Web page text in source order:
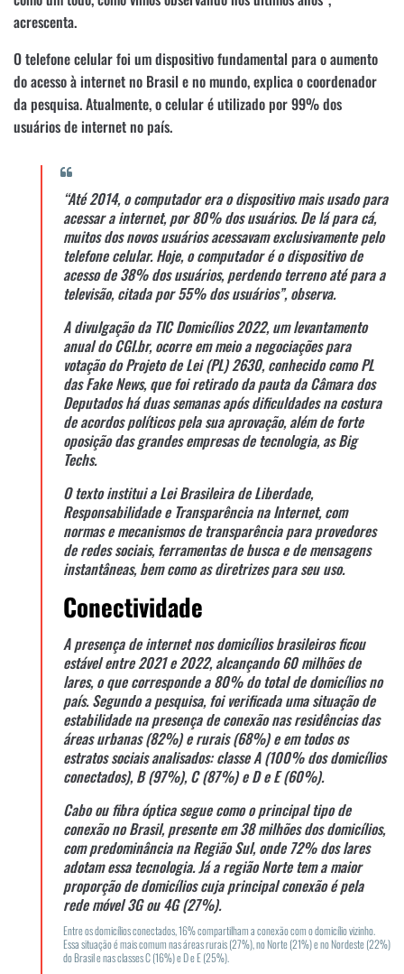
acrescenta.
O telefone celular foi um dispositivo fundamental para o aumento
do acesso à internet no Brasil e no mundo, explica o coordenador
da pesquisa. Atualmente, o celular é utilizado por 99% dos
usuários de internet no país.
“Até 2014, o computador era o dispositivo mais usado para
acessar a internet, por 80% dos usuários. De lá para cá,
muitos dos novos usuários acessavam exclusivamente pelo
telefone celular. Hoje, o computador é o dispositivo de
acesso de 38% dos usuários, perdendo terreno até para a
televisão, citada por 55% dos usuários”, observa.
A divulgação da TIC Domicílios 2022, um levantamento
anual do CGI.br, ocorre em meio a negociações para
votação do Projeto de Lei (PL) 2630, conhecido como PL
das Fake News, que foi retirado da pauta da Câmara dos
Deputados há duas semanas após dificuldades na costura
de acordos políticos pela sua aprovação, além de forte
oposição das grandes empresas de tecnologia, as Big
Techs.
O texto institui a Lei Brasileira de Liberdade,
Responsabilidade e Transparência na Internet, com
normas e mecanismos de transparência para provedores
de redes sociais, ferramentas de busca e de mensagens
instantâneas, bem como as diretrizes para seu uso.
Conectividade
A presença de internet nos domicílios brasileiros ficou
estável entre 2021 e 2022, alcançando 60 milhões de
lares, o que corresponde a 80% do total de domicílios no
país. Segundo a pesquisa, foi verificada uma situação de
estabilidade na presença de conexão nas residências das
áreas urbanas (82%) e rurais (68%) e em todos os
estratos sociais analisados: classe A (100% dos domicílios
conectados), B (97%), C (87%) e D e E (60%).
Cabo ou fibra óptica segue como o principal tipo de
conexão no Brasil, presente em 38 milhões dos domicílios,
com predominância na Região Sul, onde 72% dos lares
adotam essa tecnologia. Já a região Norte tem a maior
proporção de domicílios cuja principal conexão é pela
rede móvel 3G ou 4G (27%).
Entre os domicílios conectados, 16% compartilham a conexão com o domicílio vizinho.
Essa situação é mais comum nas áreas rurais (27%), no Norte (21%) e no Nordeste (22%)
do Brasil e nas classes C (16%) e D e E (25%).